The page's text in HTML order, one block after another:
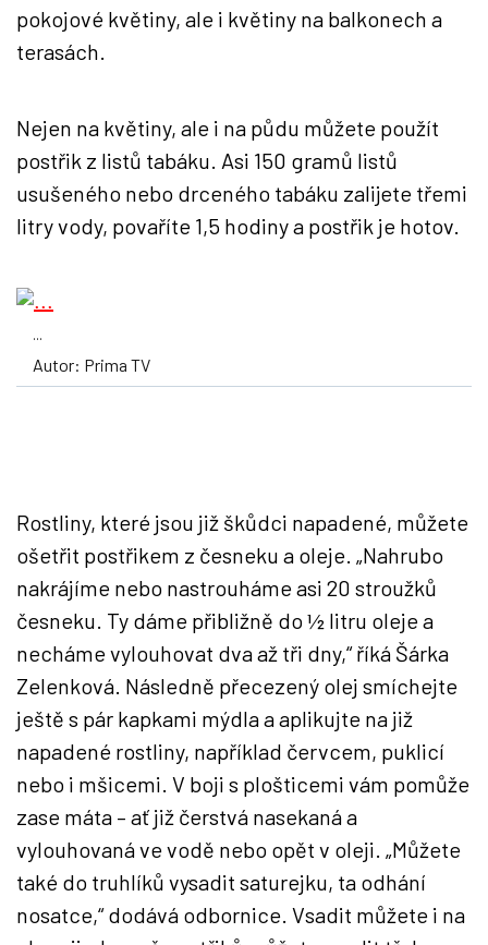
pokojové květiny, ale i květiny na balkonech a
terasách.
Nejen na květiny, ale i na půdu můžete použít
postřik z listů tabáku. Asi 150 gramů listů
usušeného nebo drceného tabáku zalijete třemi
litry vody, povaříte 1,5 hodiny a postřik je hotov.
...
Autor: Prima TV
Rostliny, které jsou již škůdci napadené, můžete
ošetřit postřikem z česneku a oleje. „Nahrubo
nakrájíme nebo nastrouháme asi 20 stroužků
česneku. Ty dáme přibližně do ½ litru oleje a
necháme vylouhovat dva až tři dny,“ říká Šárka
Zelenková. Následně přecezený olej smíchejte
ještě s pár kapkami mýdla a aplikujte na již
napadené rostliny, například červcem, puklicí
nebo i mšicemi. V boji s plošticemi vám pomůže
zase máta – ať již čerstvá nasekaná a
vylouhovaná ve vodě nebo opět v oleji. „Můžete
také do truhlíků vysadit saturejku, ta odhání
nosatce,“ dodává odbornice. Vsadit můžete i na